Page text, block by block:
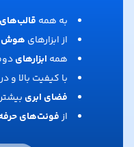
به همه
از ابزارهای هوش
همه ابزارهای
با کیفیت بالا و
فضای ابری
ازفونت‌های